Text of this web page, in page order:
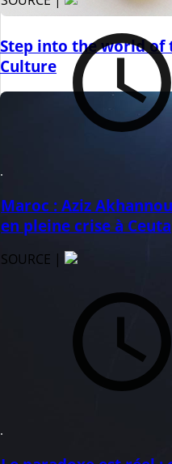
Step into the world of
Culture
Maroc : Aziz
en pleine crise à Ceuta
SOURCE |